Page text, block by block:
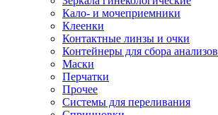
Кало- и мочеприемники
Клеенки
Контактные линзы и очки
Контейнеры для сбора анализов
Маски
Перчатки
Прочее
Системы для переливания